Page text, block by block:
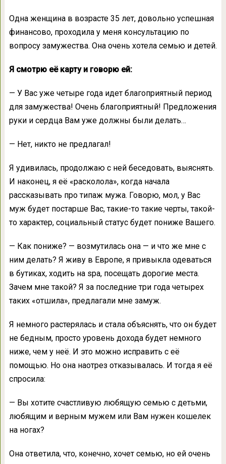
Одна женщина в возрасте 35 лет, довольно успешная
финансово, проходила у меня консультацию по
вопросу замужества. Она очень хотела семью и детей.
Я смотрю её карту и говорю ей:
— У Вас уже четыре года идет благоприятный период
для замужества! Очень благоприятный! Предложения
руки и сердца Вам уже должны были делать…
— Нет, никто не предлагал!
Я удивилась, продолжаю с ней беседовать, выяснять.
И наконец, я её «расколола», когда начала
рассказывать про типаж мужа. Говорю, мол, у Вас
муж будет постарше Вас, такие-то такие черты, такой-
то характер, социальный статус будет пониже Вашего.
— Как пониже? — возмутилась она — и что же мне с
ним делать? Я живу в Европе, я привыкла одеваться
в бутиках, ходить на spa, посещать дорогие места.
Зачем мне такой? Я за последние три года четырех
таких «отшила», предлагали мне замуж.
Я немного растерялась и стала объяснять, что он будет
не бедным, просто уровень дохода будет немного
ниже, чем у неё. И это можно исправить с её
помощью. Но она наотрез отказывалась. И тогда я её
спросила:
— Вы хотите счастливую любящую семью с детьми,
любящим и верным мужем или Вам нужен кошелек
на ногах?
Она ответила, что, конечно, хочет семью, но ей очень